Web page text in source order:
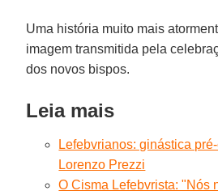
Uma história muito mais
imagem transmitida pela
dos novos bispos.
Leia mais
Lefebvrianos: ginástica
Lorenzo Prezzi
O Cisma Lefebvrista: "Nós